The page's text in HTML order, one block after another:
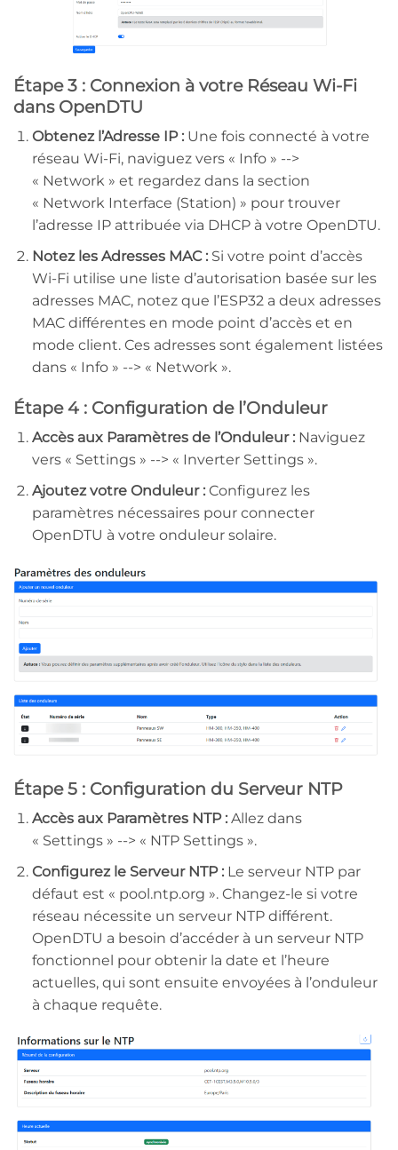
Étape 3 : Connexion à votre Réseau Wi-Fi
dans OpenDTU
Obtenez l’Adresse IP :Une fois connecté à votre
réseau Wi-Fi, naviguez vers « Info » -->
« Network » et regardez dans la section
« Network Interface (Station) » pour trouver
l’adresse IP attribuée via DHCP à votre OpenDTU.
Notez les Adresses MAC :Si votre point d’accès
Wi-Fi utilise une liste d’autorisation basée sur les
adresses MAC, notez que l’ESP32 a deux adresses
MAC différentes en mode point d’accès et en
mode client. Ces adresses sont également listées
dans « Info » --> « Network ».
Étape 4 : Configuration de l’Onduleur
Accès aux Paramètres de l’Onduleur :Naviguez
vers « Settings » --> « Inverter Settings ».
Ajoutez votre Onduleur :Configurez les
paramètres nécessaires pour connecter
OpenDTU à votre onduleur solaire.
Étape 5 : Configuration du Serveur NTP
Accès aux Paramètres NTP :Allez dans
« Settings » --> « NTP Settings ».
Configurez le Serveur NTP :Le serveur NTP par
défaut est « pool.ntp.org ». Changez-le si votre
réseau nécessite un serveur NTP différent.
OpenDTU a besoin d’accéder à un serveur NTP
fonctionnel pour obtenir la date et l’heure
actuelles, qui sont ensuite envoyées à l’onduleur
à chaque requête.